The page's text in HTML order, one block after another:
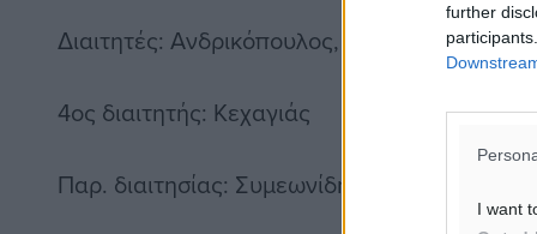
further
I want
Διαιτητές: Ανδρικόπουλος, Φακάνας, Σακκάς
4ος διαιτητής: Κεχαγιάς
Παρ. διαιτησίας: Συμεωνίδης